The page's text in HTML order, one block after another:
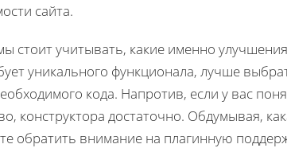
сайта.
стоит учитывать, какие именно
уникального функционала, лучше
кода. Напротив, если у вас
конструктора достаточно. Обдумывая,
обратить внимание на плагинную